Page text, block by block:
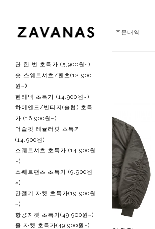
회원가입 로그인 주문내역
단 한 번 초특가 (5,900원~)
숏 스웨트셔츠/팬츠(12,900
원~)
헨리넥 초특가 (14,900원~)
하이엔드/빈티지(슬럽) 초특
가 (16,900원~)
머슬핏 레귤러핏 초특가
(14,900원)
스웨트셔츠 초특가 (14,900원
~)
스웨트팬츠 초특가 (9,900원
~)
간절기 자켓 초특가(19,900원
~)
항공자켓 초특가(49,900원~)
울 자켓 초특가(49,900원~)
주간 베스트